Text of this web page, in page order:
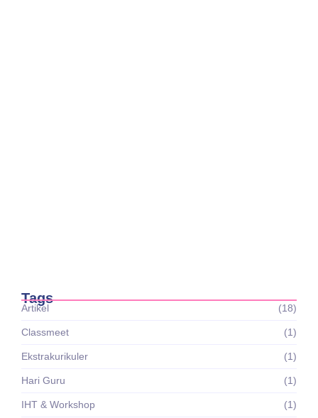
Tags
Artikel (18)
Classmeet (1)
Ekstrakurikuler (1)
Hari Guru (1)
IHT & Workshop (1)